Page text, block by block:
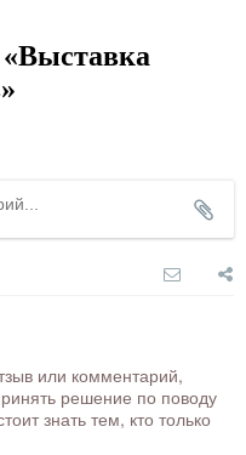
или комментарий,
решение по поводу
знать тем, кто только